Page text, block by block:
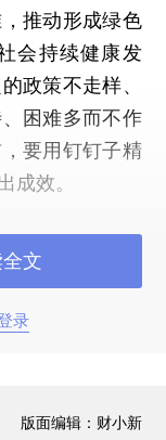
推动形成绿色
会持续健康发
政策不走样、
困难多而不作
要用钉钉子精
成效。
察赣江生态环
变电站、曲江
会。张高丽希
，推动农业发
录
文
版面编辑：财小新